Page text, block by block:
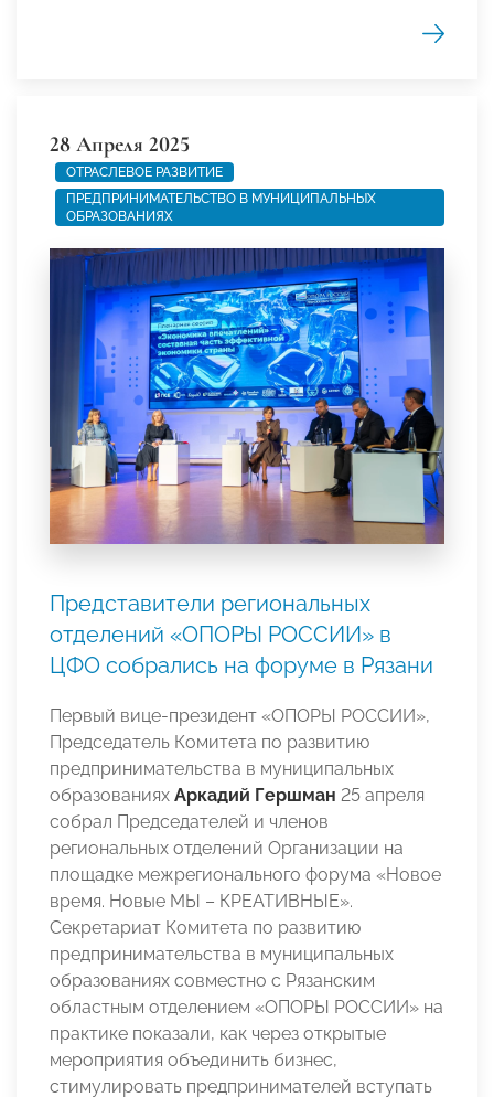
28 Апреля 2025
ОТРАСЛЕВОЕ РАЗВИТИЕ
ПРЕДПРИНИМАТЕЛЬСТВО В МУНИЦИПАЛЬНЫХ
ОБРАЗОВАНИЯХ
Представители региональных
отделений «ОПОРЫ РОССИИ» в
ЦФО собрались на форуме в Рязани
Первый вице-президент «ОПОРЫ РОССИИ»,
Председатель Комитета по развитию
предпринимательства в муниципальных
образованиях Аркадий Гершман 25 апреля
собрал Председателей и членов
региональных отделений Организации на
площадке межрегионального форума «Новое
время. Новые МЫ – КРЕАТИВНЫЕ».
Секретариат Комитета по развитию
предпринимательства в муниципальных
образованиях совместно с Рязанским
областным отделением «ОПОРЫ РОССИИ» на
практике показали, как через открытые
мероприятия объединить бизнес,
стимулировать предпринимателей вступать